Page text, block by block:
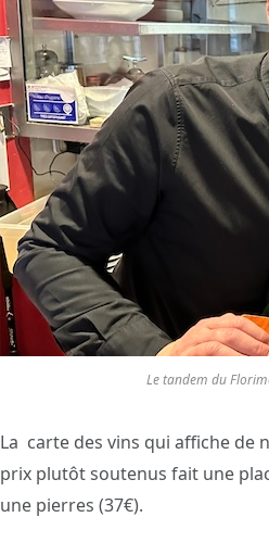
Le tandem du
La carte des vins qui affiche de
prix plutôt soutenus fait une
une pierres (37€).